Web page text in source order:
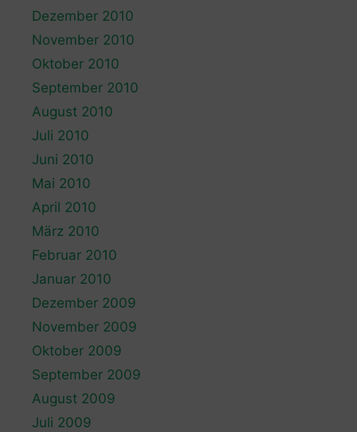
Dezember 2010
November 2010
Oktober 2010
September 2010
August 2010
Juli 2010
Juni 2010
Mai 2010
April 2010
März 2010
Februar 2010
Januar 2010
Dezember 2009
November 2009
Oktober 2009
September 2009
August 2009
Juli 2009